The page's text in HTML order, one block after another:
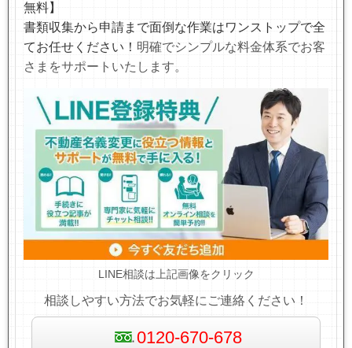
無料】
書類収集から申請まで面倒な作業はワンストップで全
てお任せください！ 明確でシンプルな料金体系でお客
さまをサポートいたします。
LINE相談は上記画像をクリック
相談しやすい方法でお気軽にご連絡ください！
0120-670-678